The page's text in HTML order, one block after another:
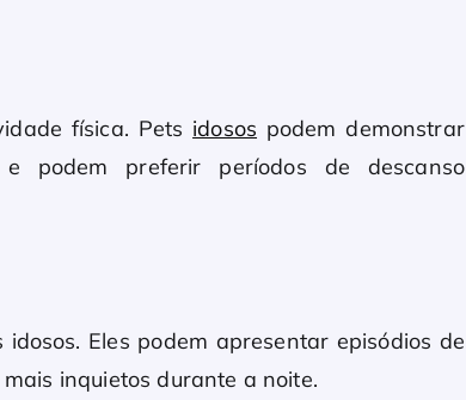
física. Pets idosos podem demonstrar
podem preferir períodos de descanso
Eles podem apresentar episódios de
inquietos durante a noite.